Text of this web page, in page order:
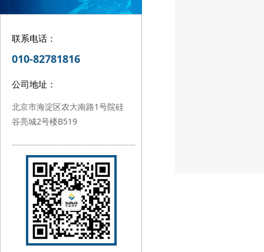
联系电话：
010-82781816
公司地址：
北京市海淀区农大南路1号院硅
谷亮城2号楼B519